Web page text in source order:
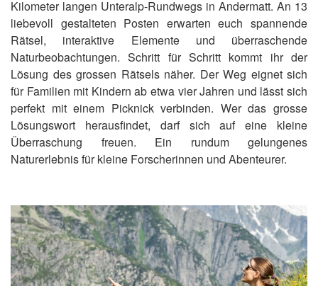
Kilometer langen Unteralp-Rundwegs in Andermatt. An 13
liebevoll gestalteten Posten erwarten euch spannende
Rätsel, interaktive Elemente und überraschende
Naturbeobachtungen. Schritt für Schritt kommt ihr der
Lösung des grossen Rätsels näher. Der Weg eignet sich
für Familien mit Kindern ab etwa vier Jahren und lässt sich
perfekt mit einem Picknick verbinden. Wer das grosse
Lösungswort herausfindet, darf sich auf eine kleine
Überraschung freuen. Ein rundum gelungenes
Naturerlebnis für kleine Forscherinnen und Abenteurer.